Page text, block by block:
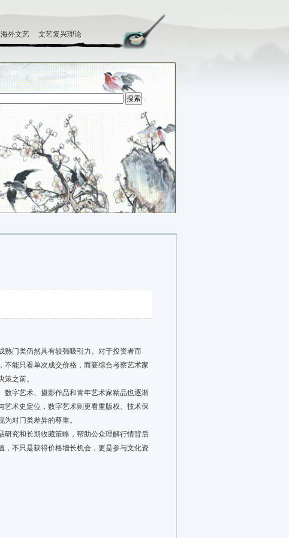
海外文艺 文艺复兴理论
门类仍然具有较强吸引力。对于投资者而
能只看单次成交价格，而要综合考察艺术家
之前。
字艺术、摄影作品和青年艺术家精品也逐渐
艺术史定位，数字艺术则更看重版权、技术保
对门类差异的尊重。
究和长期收藏策略，帮助公众理解行情背后
，不只是获得价格增长机会，更是参与文化资